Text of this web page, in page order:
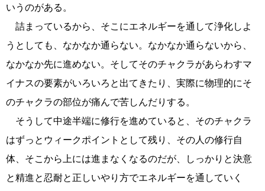
いうのがある。
詰まっているから、そこにエネルギーを通して浄化しよ
うとしても、なかなか通らない。なかなか通らないから、
なかなか先に進めない。そしてそのチャクラがあらわすマ
イナスの要素がいろいろと出てきたり、実際に物理的にそ
のチャクラの部位が痛んで苦しんだりする。
そうして中途半端に修行を進めていると、そのチャクラ
はずっとウィークポイントとして残り、その人の修行自
体、そこから上には進まなくなるのだが、しっかりと決意
と精進と忍耐と正しいやり方でエネルギーを通していく